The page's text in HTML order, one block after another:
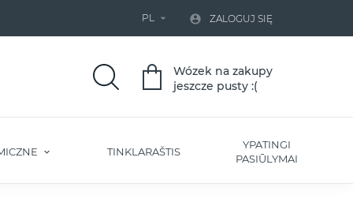
PL   ZALOGUJ SIĘ
Wózek na zakupy
jeszcze pusty :(
TINKLARAŠTIS
YPATINGI
PASIŪLYMAI